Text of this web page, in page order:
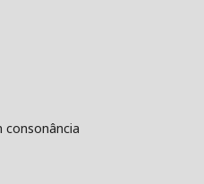
consonância